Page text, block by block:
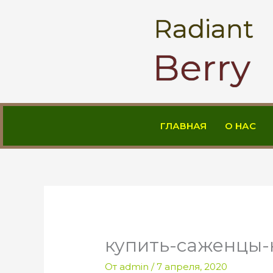
Radiant
Berry
ГЛАВНАЯ О НАС
купить-
Отadmin/7 апреля, 2020